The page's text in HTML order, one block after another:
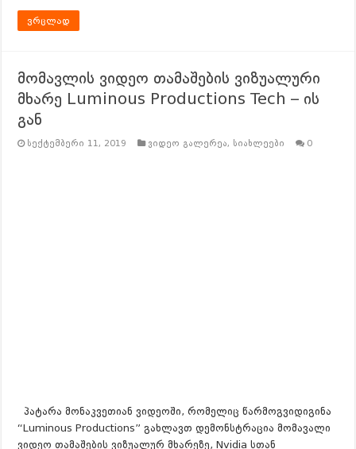
ვრცლად
მომავლის ვიდეო თამაშების ვიზუალური
მხარე Luminous Productions Tech – ის
გან
სექტემბერი 11, 2019 ვიდეო გალერეა, სიახლეები 0
პატარა მონაკვეთიან ვიდეოში, რომელიც წარმოგვიდიგინა
“Luminous Productions” გახლავთ დემონსტრაცია მომავალი
ვიდეო თამაშების ვიზუალურ მხარეზე, Nvidia სთან